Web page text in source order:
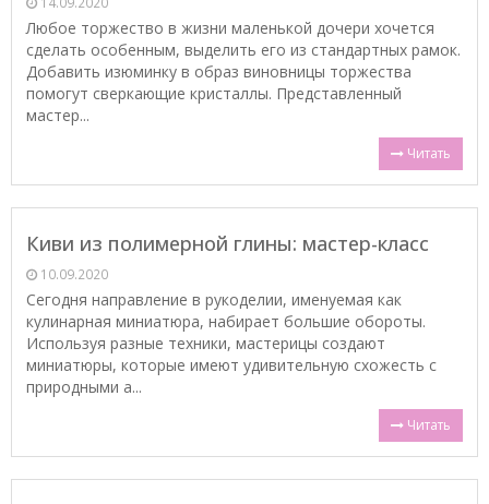
Любое торжество в жизни маленькой дочери хочется
сделать особенным, выделить его из стандартных рамок.
Добавить изюминку в образ виновницы торжества
помогут сверкающие кристаллы. Представленный
мастер...
Читать
Киви из полимерной глины: мастер-класс
10.09.2020
Сегодня направление в рукоделии, именуемая как
кулинарная миниатюра, набирает большие обороты.
Используя разные техники, мастерицы создают
миниатюры, которые имеют удивительную схожесть с
природными а...
Читать